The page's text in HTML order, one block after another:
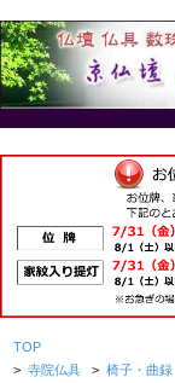
TOP
> 寺院仏具 > 椅子・曲録